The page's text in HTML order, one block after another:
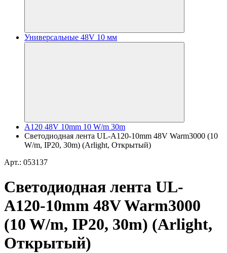
Универсальные 48V 10 мм
A120 48V 10mm 10 W/m 30m
Светодиодная лента UL-A120-10mm 48V Warm3000 (10
W/m, IP20, 30m) (Arlight, Открытый)
Арт.: 053137
Светодиодная лента UL-
A120-10mm 48V Warm3000
(10 W/m, IP20, 30m) (Arlight,
Открытый)